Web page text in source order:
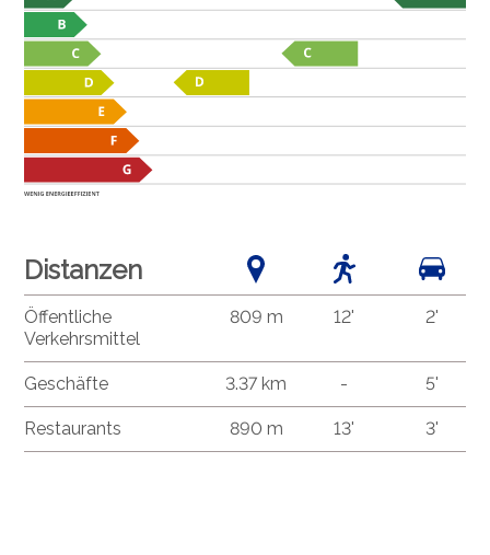
Distanzen
Öffentliche
Verkehrsmittel
809 m 12' 2'
Geschäfte 3.37 km - 5'
Restaurants 890 m 13' 3'